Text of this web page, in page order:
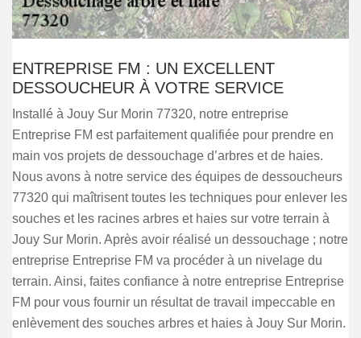
ENTREPRISE FM : UN EXCELLENT
DESSOUCHEUR À VOTRE SERVICE
Installé à Jouy Sur Morin 77320, notre entreprise
Entreprise FM est parfaitement qualifiée pour prendre en
main vos projets de dessouchage d’arbres et de haies.
Nous avons à notre service des équipes de dessoucheurs
77320 qui maîtrisent toutes les techniques pour enlever les
souches et les racines arbres et haies sur votre terrain à
Jouy Sur Morin. Après avoir réalisé un dessouchage ; notre
entreprise Entreprise FM va procéder à un nivelage du
terrain. Ainsi, faites confiance à notre entreprise Entreprise
FM pour vous fournir un résultat de travail impeccable en
enlèvement des souches arbres et haies à Jouy Sur Morin.